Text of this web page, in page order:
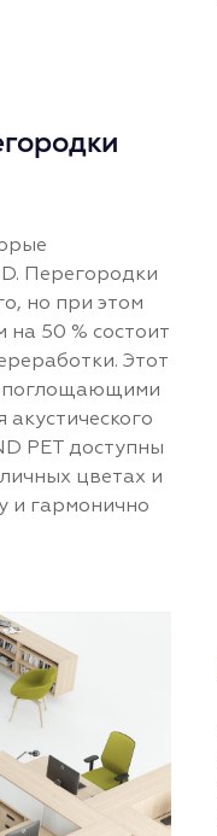
Перегородки
но при этом
50 % состоит
Этот
PET доступны
цветах и
и гармонично